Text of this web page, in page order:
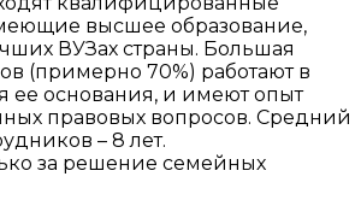
высшее образование,
ВУЗах страны. Большая
(примерно 70%) работают в
ее основания, и имеют опыт
правовых вопросов. Средний
– 8 лет.
за решение семейных